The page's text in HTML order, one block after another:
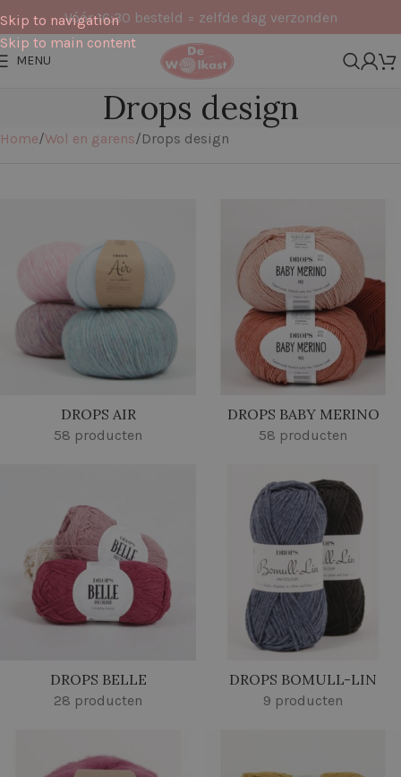
Skip to navigation
Skip to main content
Vóór 16:30 besteld = zelfde dag verzonden
MENU
Drops design
Home Wol en garens Drops design
DROPS AIR
58 producten
DROPS BABY MERINO
58 producten
DROPS BELLE
28 producten
DROPS BOMULL-LIN
9 producten